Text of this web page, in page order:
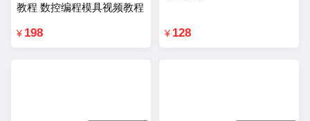
教程 数控编程模具视频教程
¥ 198 ¥ 128